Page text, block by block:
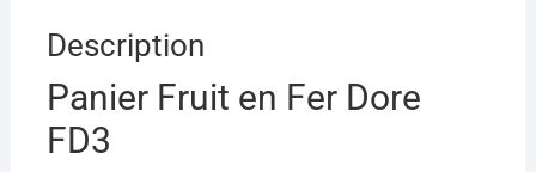
Description
Panier Fruit en Fer Dore
FD3